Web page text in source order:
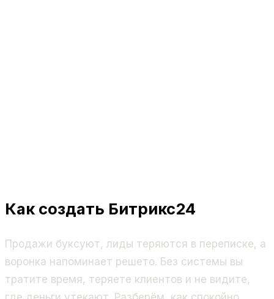
Как создать Битрикс24
Продажи буксуют, лиды теряются в переписке, а
воронка напоминает решето. Без системы вы
тратите время, теряете клиентов и не видите,